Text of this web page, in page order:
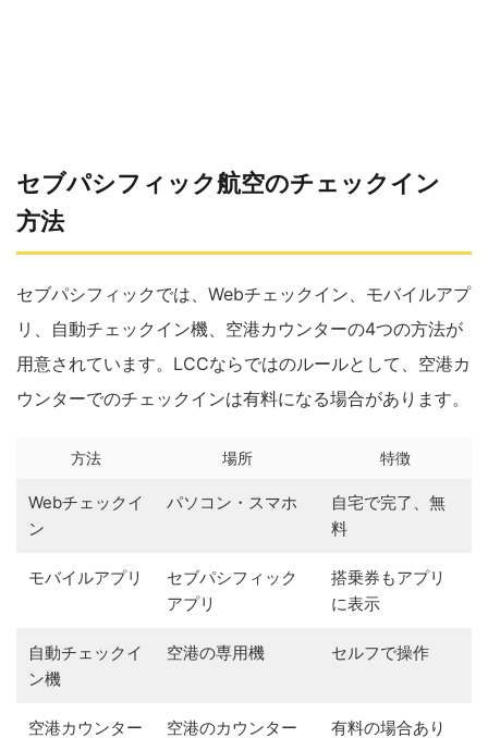
セブパシフィック航空のチェックイン
方法
セブパシフィックでは、Webチェックイン、モバイルアプ
リ、自動チェックイン機、空港カウンターの4つの方法が
用意されています。LCCならではのルールとして、空港カ
ウンターでのチェックインは有料になる場合があります。
方法 場所 特徴
Webチェックイ
ン
パソコン・スマホ
自宅で完了、無
料
モバイルアプリ
セブパシフィック
アプリ
搭乗券もアプリ
に表示
自動チェックイ
ン機
空港の専用機 セルフで操作
空港カウンター 空港のカウンター 有料の場合あり